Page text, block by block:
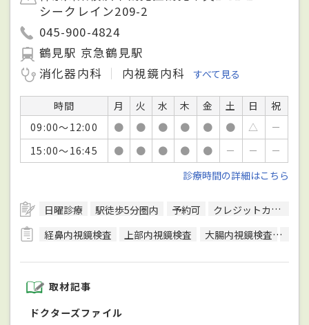
シークレイン209-2
045-900-4824
鶴見駅 京急鶴見駅
消化器内科
内視鏡内科 すべて見る
時間 月 火 水 木 金 土 日
祝
09:00～12:00
● ● ● ● ● ● △
－
15:00～16:45
● ● ● ● ● － －
－
診療時間の詳細はこちら
日曜診療 駅徒歩5分圏内 予約可
クレジットカード対応
経鼻内視鏡検査
上部内視鏡検査 大腸内視鏡検査
取材記事
ドクターズファイル